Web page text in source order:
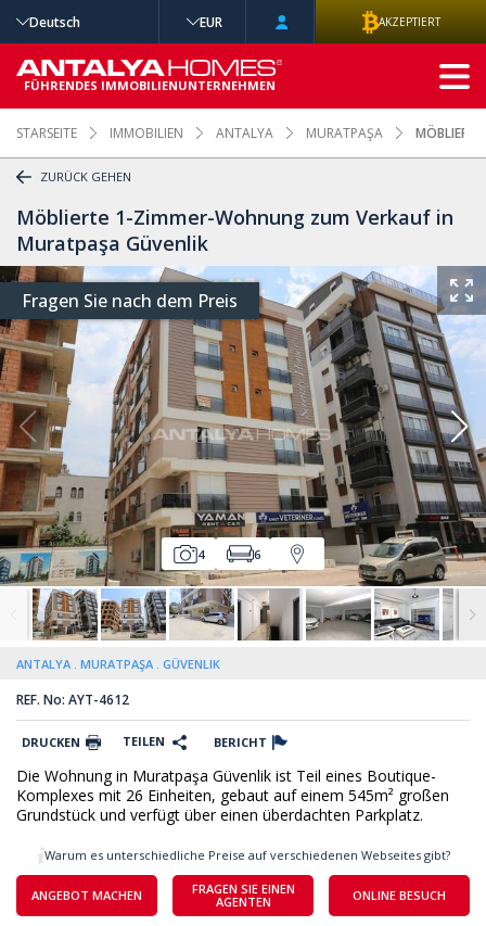
STARSEITE IMMOBILIEN ANTALYA MURATPAŞA
ZURÜCK GEHEN
Möblierte 1-Zimmer-Wohnung zum Verkauf in
Muratpaşa Güvenlik
Fragen Sie nach dem Preis
4 6
ANTALYA MURATPAŞA GÜVENLIK
REF. No: AYT-4612
DRUCKEN TEILEN BERICHT
Die Wohnung in Muratpaşa Güvenlik ist Teil eines Boutique-
Komplexes mit 26 Einheiten, gebaut auf einem 545m² großen
Grundstück und verfügt über einen überdachten Parkplatz.
ANGEBOT MACHEN
FRAGEN SIE EINEN
AGENTEN
ONLINE BESUCH
Warum es unterschiedliche Preise auf verschiedenen Webseites gibt?
Deutsch EUR AKZEPTIERT
FÜHRENDES IMMOBILIENUNTERNEHMEN
ERWEITERTE
SUCHE